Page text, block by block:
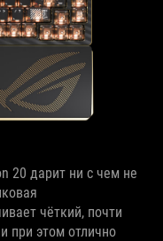
20 дарит ни с чем не
чёткий, почти
при этом отлично